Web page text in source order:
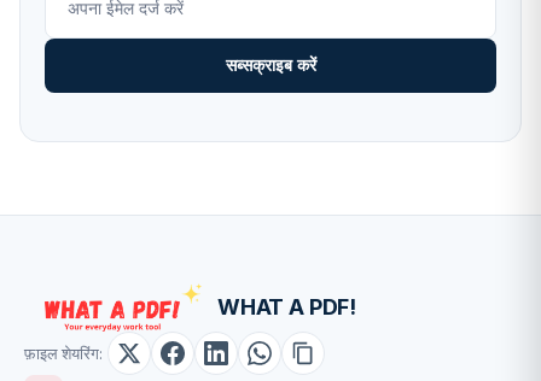
सब्सक्राइब करें
WHAT A PDF!
फ़ाइल शेयरिंग: